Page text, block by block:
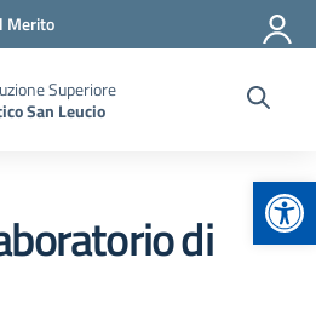
Merito
Superiore
San Leucio
di